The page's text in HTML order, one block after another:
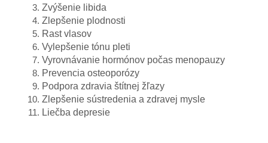
Zvýšenie libida
Zlepšenie plodnosti
Rast vlasov
Vylepšenie tónu pleti
Vyrovnávanie hormónov počas menopauzy
Prevencia osteoporózy
Podpora zdravia štítnej žľazy
Zlepšenie sústredenia a zdravej mysle
Liečba depresie